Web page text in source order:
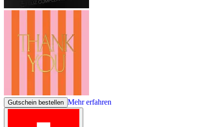
Gutschein bestellen Mehr erfahren